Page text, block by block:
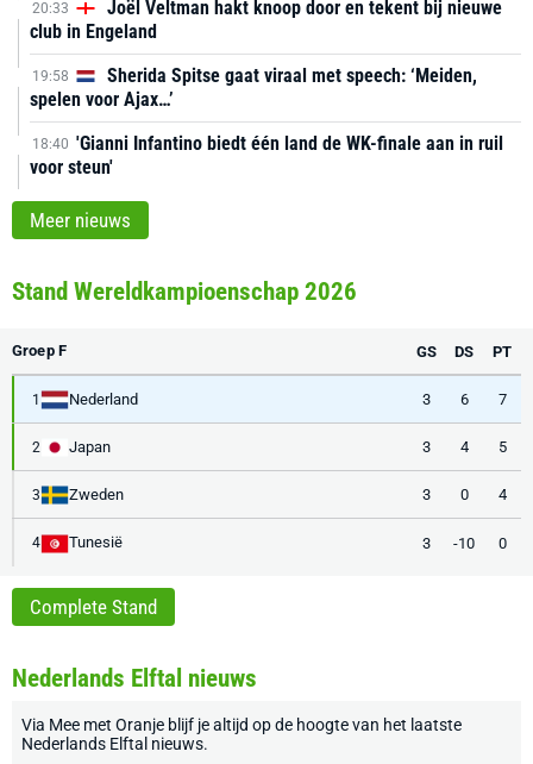
20:33
Joël Veltman hakt knoop door en tekent bij nieuwe
club in Engeland
19:58
Sherida Spitse gaat viraal met speech: ‘Meiden,
spelen voor Ajax…’
18:40 'Gianni Infantino biedt één land de WK-finale aan in ruil
voor steun'
Meer nieuws
Stand Wereldkampioenschap 2026
Groep F GS DS PT
1 Nederland 3 6 7
2 Japan 3 4 5
3 Zweden 3 0 4
4 Tunesië 3 -10 0
Complete Stand
Nederlands Elftal nieuws
Via Mee met Oranje blijf je altijd op de hoogte van het laatste
Nederlands Elftal nieuws.